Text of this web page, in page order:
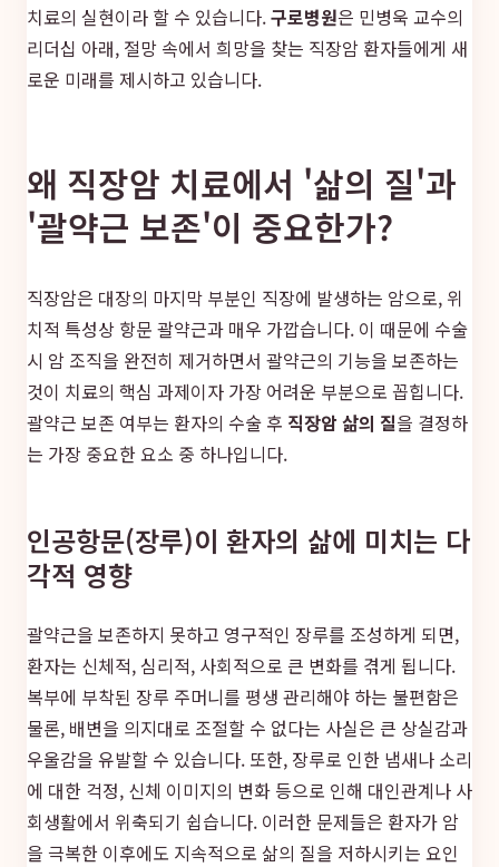
치료의 실현이라 할 수 있습니다.구로병원은 민병욱 교수의
리더십 아래, 절망 속에서 희망을 찾는 직장암 환자들에게 새
로운 미래를 제시하고 있습니다.
왜 직장암 치료에서 '삶의 질'과
'괄약근 보존'이 중요한가?
직장암은 대장의 마지막 부분인 직장에 발생하는 암으로, 위
치적 특성상 항문 괄약근과 매우 가깝습니다. 이 때문에 수술
시 암 조직을 완전히 제거하면서 괄약근의 기능을 보존하는
것이 치료의 핵심 과제이자 가장 어려운 부분으로 꼽힙니다.
괄약근 보존 여부는 환자의 수술 후 직장암 삶의 질을 결정하
는 가장 중요한 요소 중 하나입니다.
인공항문(장루)이 환자의 삶에 미치는 다
각적 영향
괄약근을 보존하지 못하고 영구적인 장루를 조성하게 되면,
환자는 신체적, 심리적, 사회적으로 큰 변화를 겪게 됩니다.
복부에 부착된 장루 주머니를 평생 관리해야 하는 불편함은
물론, 배변을 의지대로 조절할 수 없다는 사실은 큰 상실감과
우울감을 유발할 수 있습니다. 또한, 장루로 인한 냄새나 소리
에 대한 걱정, 신체 이미지의 변화 등으로 인해 대인관계나 사
회생활에서 위축되기 쉽습니다. 이러한 문제들은 환자가 암
을 극복한 이후에도 지속적으로 삶의 질을 저하시키는 요인